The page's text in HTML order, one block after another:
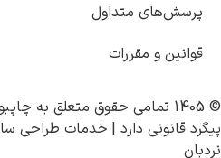
چاپبومی‌باشد و هر
|خدمات طراحی سایتتوسطگروه